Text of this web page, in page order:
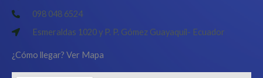
098 048 6524
Esmeraldas 1020 y P. P. Gómez Guayaquil- Ecuador
¿Cómo llegar? Ver Mapa